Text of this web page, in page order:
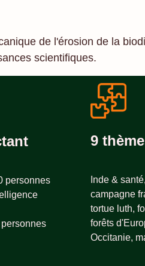
de l'érosion de la
scientifiques.
personnes
9
Inde &
campagne
tortue luth,
forêts
Occitanie,